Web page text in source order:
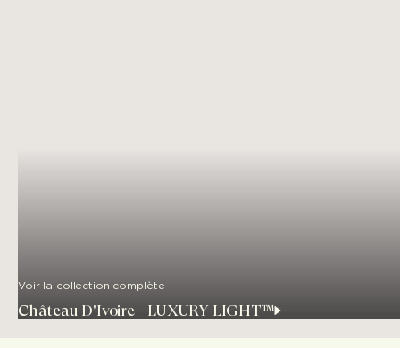
Voir la collection complète
Château D'Ivoire - LUXURY LIGHT™